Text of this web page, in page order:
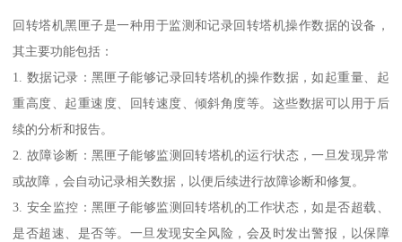
回转塔机黑匣子是一种用于监测和记录回转塔机操作数据的设备，
其主要功能包括：
1. 数据记录：黑匣子能够记录回转塔机的操作数据，如起重量、起
重高度、起重速度、回转速度、倾斜角度等。这些数据可以用于后
续的分析和报告。
2. 故障诊断：黑匣子能够监测回转塔机的运行状态，一旦发现异常
或故障，会自动记录相关数据，以便后续进行故障诊断和修复。
3. 安全监控：黑匣子能够监测回转塔机的工作状态，如是否超载、
是否超速、是否等。一旦发现安全风险，会及时发出警报，以保障